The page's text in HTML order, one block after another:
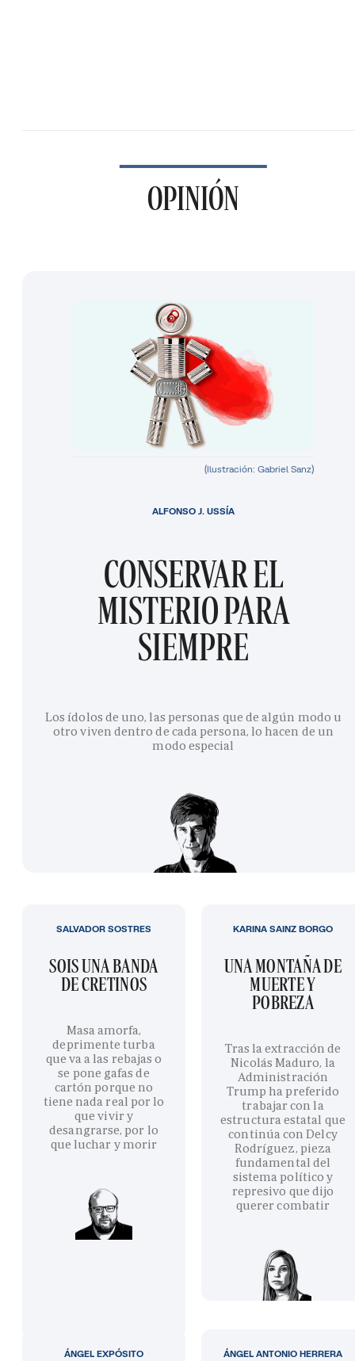
OPINIÓN
(Ilustración: Gabriel Sanz)
CONSERVAR EL
MISTERIO PARA
SIEMPRE
Los ídolos de uno, las personas que de algún modo u
otro viven dentro de cada persona, lo hacen de un
modo especial
ALFONSO J. USSÍA
SOIS UNA BANDA
DE CRETINOS
Masa amorfa,
deprimente turba
que va a las rebajas o
se pone gafas de
cartón porque no
tiene nada real por lo
que vivir y
desangrarse, por lo
que luchar y morir
SALVADOR SOSTRES
UNA MONTAÑA DE
MUERTE Y
POBREZA
Tras la extracción de
Nicolás Maduro, la
Administración
Trump ha preferido
trabajar con la
estructura estatal que
continúa con Delcy
Rodríguez, pieza
fundamental del
sistema político y
represivo que dijo
querer combatir
KARINA SAINZ BORGO
ÁNGEL EXPÓSITO ÁNGEL ANTONIO HERRERA